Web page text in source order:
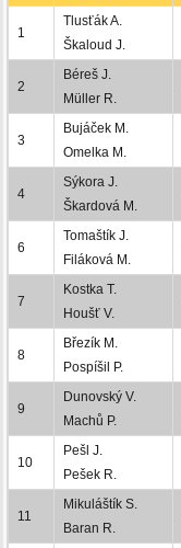
1
Tlusťák A.
Škaloud J.
2
Béreš J.
Müller R.
3
Bujáček M.
Omelka M.
4
Sýkora J.
Škardová M.
6
Tomaštík J.
Filáková M.
7
Kostka T.
Houšť V.
8
Březík M.
Pospíšil P.
9
Dunovský V.
Machů P.
10
Pešl J.
Pešek R.
11
Mikuláštík S.
Baran R.